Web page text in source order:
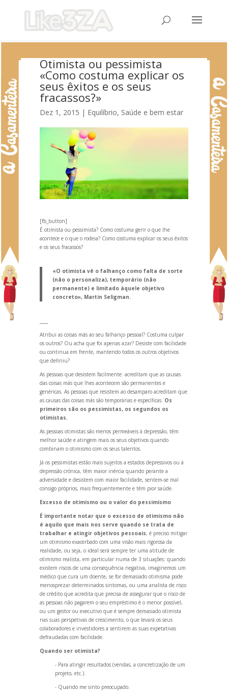
Otimista ou pessimista
«Como costuma explicar os
seus êxitos e os seus
fracassos?»
Dez 1, 2015 | Equilíbrio, Saúde e bem estar
[fb_button]
É otimista ou pessimista? Como costuma gerir o que lhe
acontece e o que o rodeia? Como costuma explicar os seus êxitos
e os seus fracassos?
«O otimista vê o falhanço como falta de sorte
(não o personaliza), temporário (não
permanente) e limitado àquele objetivo
concreto», Martin Seligman.
Atribui as coisas más ao seu falhanço pessoal? Costuma culpar
os outros? Ou acha que foi apenas azar? Desiste com facilidade
ou continua em frente, mantendo todos os outros objetivos
que definiu?
As pessoas que desistem facilmente: acreditam que as causas
das coisas más que lhes acontecem são permanentes e
genéricas. As pessoas que resistem ao desamparo acreditam que
as causas das coisas más são temporárias e específicas. Os
primeiros são os pessimistas, os segundos os
otimistas.
As pessoas otimistas são menos permeáveis à depressão, têm
melhor saúde e atingem mais os seus objetivos quando
combinam o otimismo com os seus talentos.
Já os pessimistas estão mais sujeitos a estados depressivos ou à
depressão crónica, têm maior inércia quando perante a
adversidade e desistem com maior facilidade, sentem-se mal
consigo próprios, mais frequentemente e têm pior saúde.
Excesso de otimismo ou o valor do pessimismo
É importante notar que o excesso de otimismo não
é aquilo que mais nos serve quando se trata de
trabalhar e atingir objetivos pessoais, é preciso mitigar
um otimismo exacerbado com uma visão mais rigorosa da
realidade, ou seja, o ideal será sempre ter uma atitude de
otimismo realista, em particular numa de 3 situações: quando
existem riscos de uma consequência negativa, imaginemos um
médico que cura um doente, se for demasiado otimisma pode
menosprezar determinados sintomas, ou uma analista de risco
de crédito que acredita que precisa de assegurar que o risco de
as pessoas não pagarem o seu empréstimo é o menor possível,
ou um gestor ou executivo que é sempre demasiado otimista
nas suas perspetivas de crescimento, o que levará os seus
colaboradores e investidores a sentirem as suas expetativas
defraudadas com facilidade.
Quando ser otimista?
- Para atingir resultados (vendas, a concretização de um
projeto, etc.).
- Quando me sinto preocupado.